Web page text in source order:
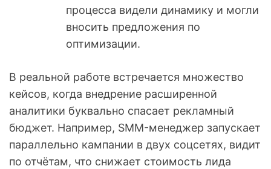
процесса видели динамику и могли
вносить предложения по
оптимизации.
В реальной работе встречается множество
кейсов, когда внедрение расширенной
аналитики буквально спасает рекламный
бюджет. Например, SMM-менеджер запускает
параллельно кампании в двух соцсетях, видит
по отчётам, что снижает стоимость лида